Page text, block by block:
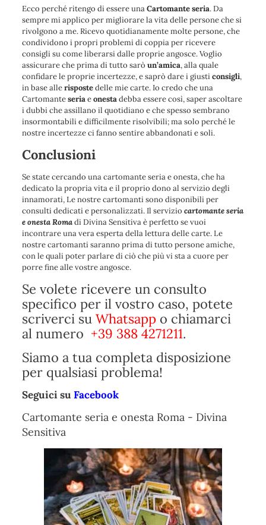
Ecco perché ritengo di essere unaCartomante seria. Da
sempre mi applico per migliorare la vita delle persone che si
rivolgono a me. Ricevo quotidianamente molte persone, che
condividono i propri problemi di coppia per ricevere
consigli su come liberarsi dalle proprie angosce. Voglio
assicurare che prima di tutto sarò un’amica, alla quale
confidare le proprie incertezze, e saprò dare i giusticonsigli,
in base allerispostedelle mie carte. Io credo che una
Cartomanteseriaeonestadebba essere così, saper ascoltare
i dubbi che assillano il quotidiano e che spesso sembrano
insormontabili e difficilmente risolvibili; ma solo perché le
nostre incertezze ci fanno sentire abbandonati e soli.
Conclusioni
Se state cercando una cartomante seria e onesta, che ha
dedicato la propria vita e il proprio dono al servizio degli
innamorati, Le nostre cartomanti sono disponibili per
consulti dedicati e personalizzati. Il servizio cartomante seria
e onesta Romadi Divina Sensitiva è perfetto se vuoi
incontrare una vera esperta della lettura delle carte. Le
nostre cartomanti saranno prima di tutto persone amiche,
con le quali poter parlare di ciò che più vi sta a cuore per
porre fine alle vostre angosce.
Se volete ricevere un consulto
specifico per il vostro caso, potete
scriverci su Whatsappo chiamarci
al numero +39 388 4271211.
Siamo a tua completa disposizione
per qualsiasi problema!
Seguici su Facebook
Cartomante seria e onesta Roma - Divina
Sensitiva